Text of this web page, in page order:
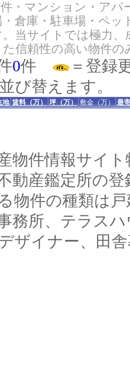
・マンション・アパ
倉庫・駐車場・ペ
当サイトでは極力
信頼性の高い物件
0件
＝登録
び替えます。
地 賃料（万） 坪（万） 敷金（万） 最
物件情報サイト
動産鑑定所の
物件の種類は
務所、テラス
ザイナー、田